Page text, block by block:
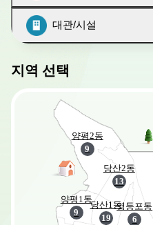
대관/시설
지역 선택
당산1동
19
당산2동
13
양평1동
9
양평2동
9
영등포동
6